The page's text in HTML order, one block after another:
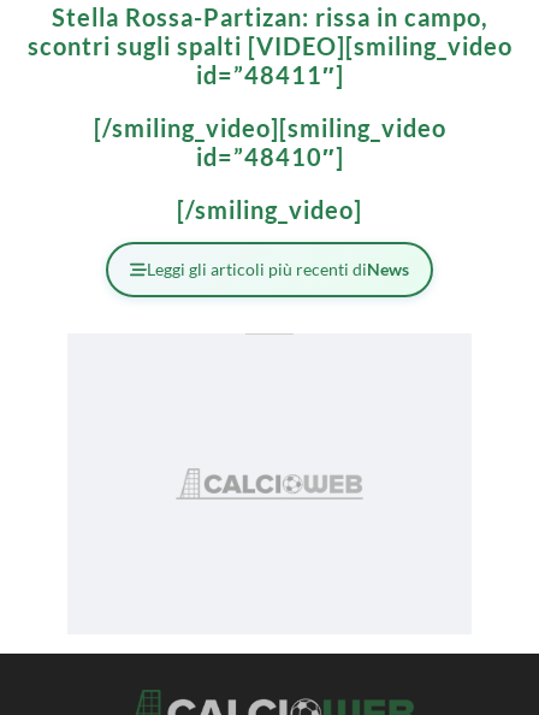
Stella Rossa-Partizan: rissa in campo,
scontri sugli spalti [VIDEO][smiling_video
id=”48411″]
[/smiling_video][smiling_video
id=”48410″]
[/smiling_video]
Leggi gli articoli più recenti diNews